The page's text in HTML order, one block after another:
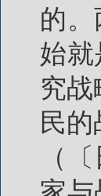
的
始
究战
民
（